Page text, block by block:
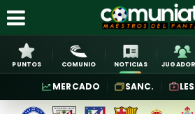
PUNTOS COMUNIO NOTICIAS
MERCADO SANC.